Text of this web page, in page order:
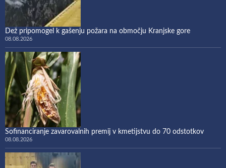
Dež pripomogel k gašenju požara na območju Kranjske gore
08.08.2026
Sofinanciranje zavarovalnih premij v kmetijstvu do 70 odstotkov
08.08.2026